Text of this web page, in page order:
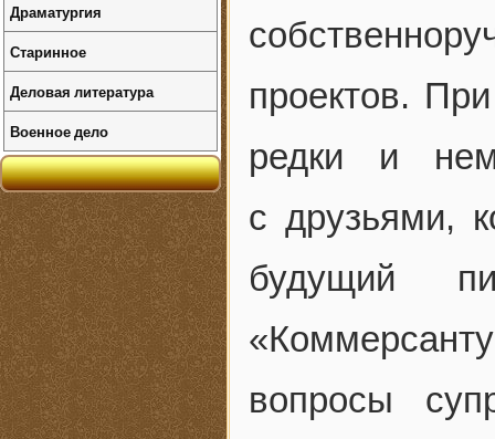
проектов.
редки и
с друзьями,
будущий
вопросы
Драматургия
Старинное
Деловая литература
Военное дело